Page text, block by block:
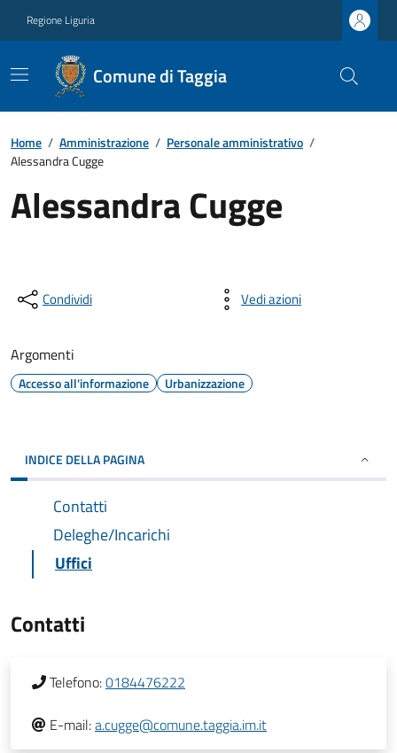
Regione Liguria
Comune di Taggia
Home / Amministrazione / Personale amministrativo /
Alessandra Cugge
Alessandra Cugge
Condividi Vedi azioni
Argomenti
Accesso all'informazione Urbanizzazione
INDICE DELLA PAGINA
Contatti
Deleghe/Incarichi
Uffici
Contatti
Telefono:0184476222
E-mail:a.cugge@comune.taggia.im.it